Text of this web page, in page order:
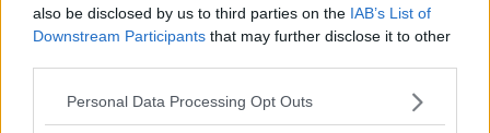
also be disclosed by us to third parties on the IAB’s List of
Downstream Participants that may further disclose it to other
Personal Data Processing Opt Outs
Bannlyst
Citat:
Ursprungligen postat avLuaLua
vilades eller är skadad.